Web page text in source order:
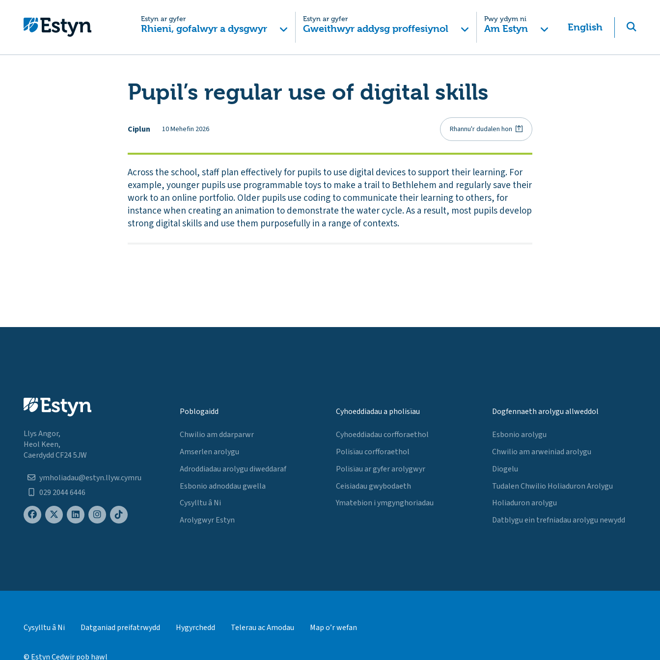
Estyn ar gyfer
Rhieni, gofalwyr a dysgwyr
Estyn ar gyfer
Gweithwyr addysg proffesiynol
Pwy ydym ni
Am Estyn English
Pupil’s regular use of digital skills
Ciplun 10 Mehefin 2026 Rhannu'r dudalen hon
Across the school, staff plan effectively for pupils to use digital devices to support their learning. For
example, younger pupils use programmable toys to make a trail to Bethlehem and regularly save their
work to an online portfolio. Older pupils use coding to communicate their learning to others, for
instance when creating an animation to demonstrate the water cycle. As a result, most pupils develop
strong digital skills and use them purposefully in a range of contexts.
Llys Angor,
Heol Keen,
Caerdydd CF24 5JW
ymholiadau@estyn.llyw.cymru
029 2044 6446
Poblogaidd
Chwilio am ddarparwr
Amserlen arolygu
Adroddiadau arolygu diweddaraf
Esbonio adnoddau gwella
Cysylltu â Ni
Arolygwyr Estyn
Cyhoeddiadau a pholisïau
Cyhoeddiadau corfforaethol
Polisïau corfforaethol
Polisïau ar gyfer arolygwyr
Ceisiadau gwybodaeth
Ymatebion i ymgynghoriadau
Dogfennaeth arolygu allweddol
Esbonio arolygu
Chwilio am arweiniad arolygu
Diogelu
Tudalen Chwilio Holiaduron Arolygu
Holiaduron arolygu
Datblygu ein trefniadau arolygu newydd
Cysylltu â Ni Datganiad preifatrwydd Hygyrchedd Telerau ac Amodau Map o’r wefan
© Estyn Cedwir pob hawl